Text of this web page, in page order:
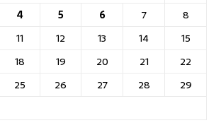
4 5 6 7
8
11 12 13 14
15
18 19 20 21
22
25 26 27 28
29